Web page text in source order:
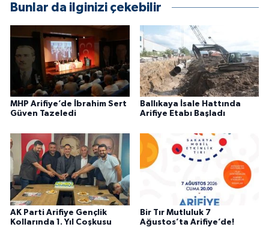
Bunlar da ilginizi çekebilir
MHP Arifiye’de İbrahim Sert
Güven Tazeledi
Ballıkaya İsale Hattında
Arifiye Etabı Başladı
AK Parti Arifiye Gençlik
Kollarında 1. Yıl Coşkusu
Bir Tır Mutluluk 7
Ağustos’ta Arifiye’de!